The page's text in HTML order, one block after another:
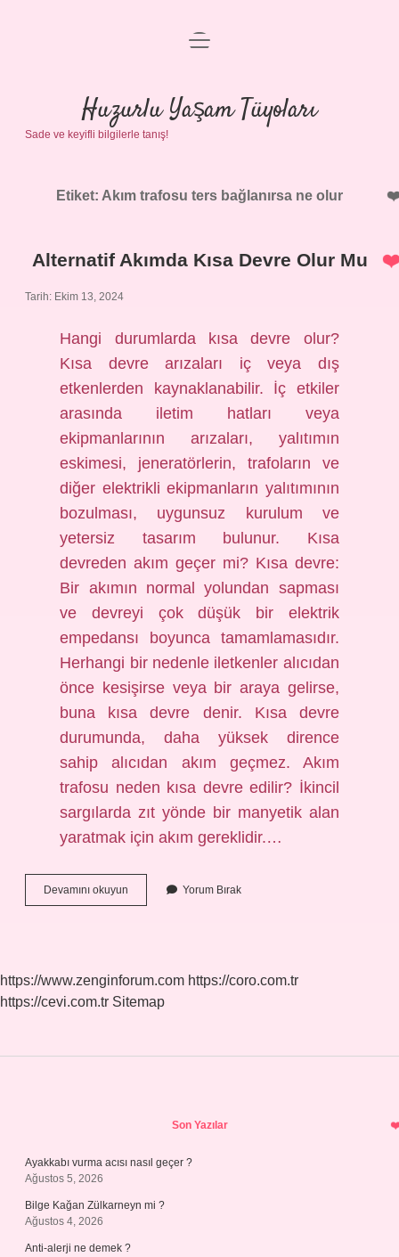
Anasayfa
Gizlilik Politikası
Yasal Uyarı
menüyü
Huzurlu Yaşam Tüyoları
Sade ve keyifli bilgilerle tanış!
Etiket: Akım trafosu ters bağlanırsa ne olur
Alternatif Akımda Kısa Devre Olur Mu
Tarih: Ekim 13, 2024
Hangi durumlarda kısa devre olur?
Kısa devre arızaları iç veya dış
etkenlerden kaynaklanabilir. İç etkiler
arasında iletim hatları veya
ekipmanlarının arızaları, yalıtımın
eskimesi, jeneratörlerin, trafoların ve
diğer elektrikli ekipmanların yalıtımının
bozulması, uygunsuz kurulum ve
yetersiz tasarım bulunur. Kısa
devreden akım geçer mi? Kısa devre:
Bir akımın normal yolundan sapması
ve devreyi çok düşük bir elektrik
empedansı boyunca tamamlamasıdır.
Herhangi bir nedenle iletkenler alıcıdan
önce kesişirse veya bir araya gelirse,
buna kısa devre denir. Kısa devre
durumunda, daha yüksek dirence
sahip alıcıdan akım geçmez. Akım
trafosu neden kısa devre edilir? İkincil
sargılarda zıt yönde bir manyetik alan
yaratmak için akım gereklidir.…
Devamını okuyun Alternatif
Akımda
Yorum Bırak
https://www.zenginforum.com https://coro.com.tr
https://cevi.com.tr Sitemap
Son Yazılar
Ayakkabı vurma acısı nasıl geçer ?
Ağustos 5, 2026
Bilge Kağan Zülkarneyn mi ?
Ağustos 4, 2026
Anti-alerji ne demek ?